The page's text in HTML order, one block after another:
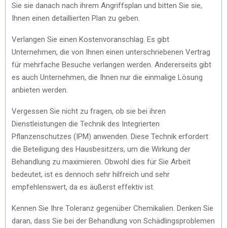
Sie sie danach nach ihrem Angriffsplan und bitten Sie sie,
Ihnen einen detaillierten Plan zu geben.
Verlangen Sie einen Kostenvoranschlag. Es gibt
Unternehmen, die von Ihnen einen unterschriebenen Vertrag
für mehrfache Besuche verlangen werden. Andererseits gibt
es auch Unternehmen, die Ihnen nur die einmalige Lösung
anbieten werden.
Vergessen Sie nicht zu fragen, ob sie bei ihren
Dienstleistungen die Technik des Integrierten
Pflanzenschutzes (IPM) anwenden. Diese Technik erfordert
die Beteiligung des Hausbesitzers, um die Wirkung der
Behandlung zu maximieren. Obwohl dies für Sie Arbeit
bedeutet, ist es dennoch sehr hilfreich und sehr
empfehlenswert, da es äußerst effektiv ist.
Kennen Sie Ihre Toleranz gegenüber Chemikalien. Denken Sie
daran, dass Sie bei der Behandlung von Schädlingsproblemen